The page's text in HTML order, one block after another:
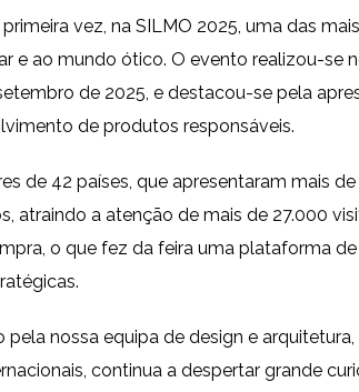
vez, na SILMO 2025, uma das
e ao mundo ótico. O evento realizou-se
de 2025, e destacou-se pela
de produtos responsáveis.
de 42 países, que apresentaram mais
atraindo a atenção de mais de 27.000
o que fez da feira uma plataforma
nossa equipa de design e
continua a despertar grande